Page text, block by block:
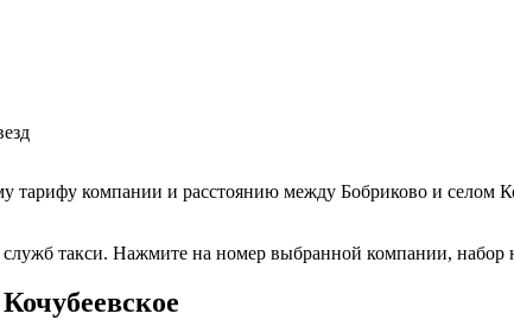
тарифу компании и расстоянию между Бобриково и селом
служб такси. Нажмите на номер выбранной компании, набор